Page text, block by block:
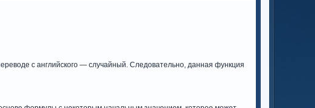
с английского — случайный. Следовательно, данная функция